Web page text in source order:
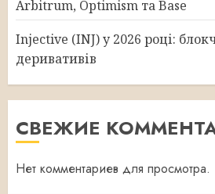
Arbitrum, Optimism та Base
Injective (INJ) у 2026 році:
деривативів
СВЕЖИЕ
Нет комментариев для просмотра.